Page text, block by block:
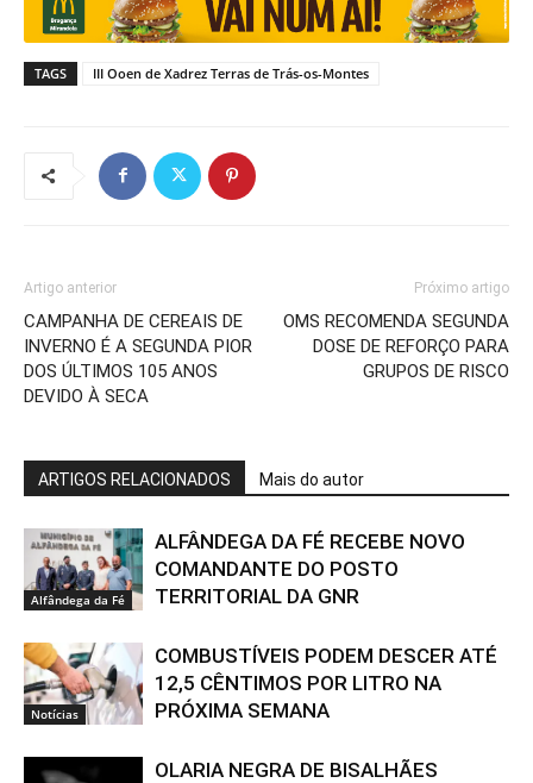
TAGS III Ooen de Xadrez Terras de Trás-os-Montes
Artigo anterior
CAMPANHA DE CEREAIS DE
INVERNO É A SEGUNDA PIOR
DOS ÚLTIMOS 105 ANOS
DEVIDO À SECA
Próximo artigo
OMS RECOMENDA SEGUNDA
DOSE DE REFORÇO PARA
GRUPOS DE RISCO
ARTIGOS RELACIONADOS Mais do autor
Alfândega da Fé
ALFÂNDEGA DA FÉ RECEBE NOVO
COMANDANTE DO POSTO
TERRITORIAL DA GNR
Notícias
COMBUSTÍVEIS PODEM DESCER ATÉ
12,5 CÊNTIMOS POR LITRO NA
PRÓXIMA SEMANA
OLARIA NEGRA DE BISALHÃES